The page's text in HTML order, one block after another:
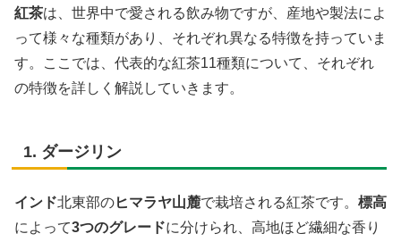
紅茶は、世界中で愛される飲み物ですが、産地や製法によ
って様々な種類があり、それぞれ異なる特徴を持っていま
す。ここでは、代表的な紅茶11種類について、それぞれ
の特徴を詳しく解説していきます。
1. ダージリン
インド北東部のヒマラヤ山麓で栽培される紅茶です。 標高
によって3つのグレードに分けられ、高地ほど繊細な香り